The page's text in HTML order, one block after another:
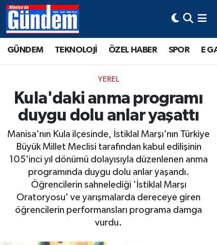
GÜNDEM TEKNOLOJİ ÖZEL HABER SPOR E
YEREL
Kula'daki anma programı
duygu dolu anlar yaşattı
Manisa'nın Kula ilçesinde, İstiklal Marşı'nın Türkiye
Büyük Millet Meclisi tarafından kabul edilişinin
105'inci yıl dönümü dolayısıyla düzenlenen anma
programında duygu dolu anlar yaşandı.
Öğrencilerin sahnelediği 'İstiklal Marşı
Oratoryosu' ve yarışmalarda dereceye giren
öğrencilerin performansları programa damga
vurdu.
Manisa Hava Durumu
Tüm Manşetler
Son Dakika Haberleri
Haber Arşivi